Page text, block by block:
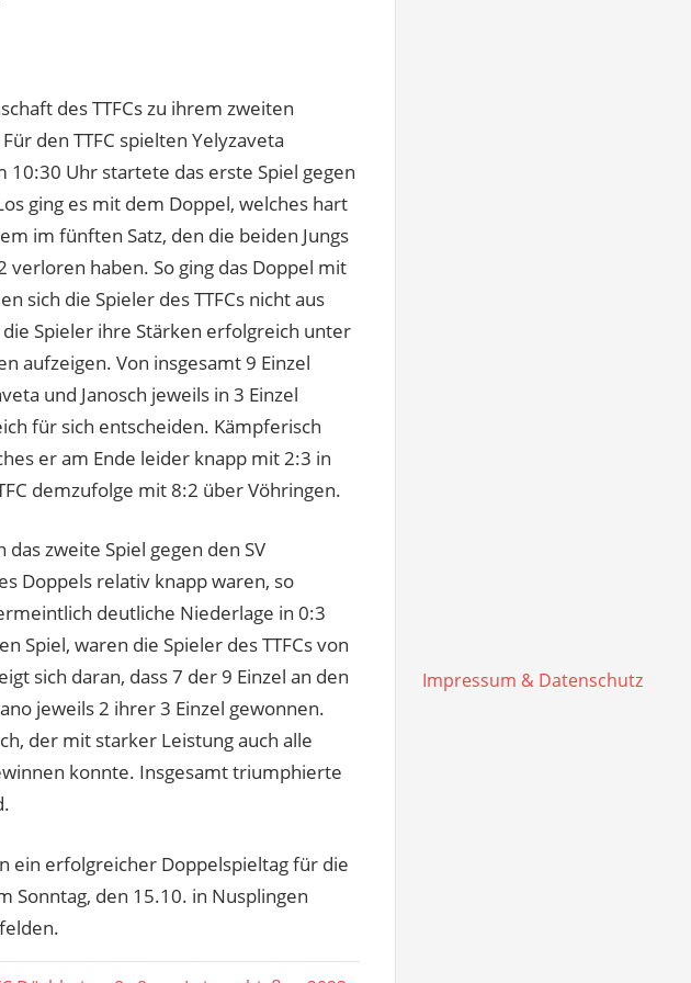
des TTFCs zu ihrem zweiten
den TTFC spielten Yelyzaveta
10:30 Uhr startete das erste Spiel gegen
ging es mit dem Doppel, welches hart
im fünften Satz, den die beiden Jungs
verloren haben. So ging das Doppel mit
sich die Spieler des TTFCs nicht aus
Spieler ihre Stärken erfolgreich unter
aufzeigen. Von insgesamt 9 Einzel
und Janosch jeweils in 3 Einzel
für sich entscheiden. Kämpferisch
er am Ende leider knapp mit 2:3 in
demzufolge mit 8:2 über Vöhringen.
zweite Spiel gegen den SV
Doppels relativ knapp waren, so
deutliche Niederlage in 0:3
Spiel, waren die Spieler des TTFCs von
sich daran, dass 7 der 9 Einzel an den
jeweils 2 ihrer 3 Einzel gewonnen.
der mit starker Leistung auch alle
konnte. Insgesamt triumphierte
ein erfolgreicher Doppelspieltag für die
Sonntag, den 15.10. in Nusplingen
Impressum & Datenschutz